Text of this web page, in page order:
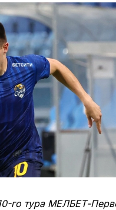
го тура МЕЛБЕТ-